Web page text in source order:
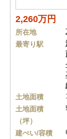
2,260万円
所在地
最寄り駅
土地面積
土地面積
（坪）
建ぺい/容積